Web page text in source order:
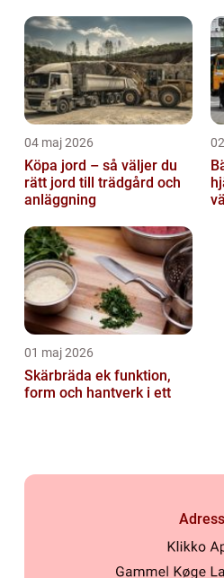
04 maj 2026
Köpa jord – så väljer du
rätt jord till trädgård och
anläggning
01 maj 2026
Skärbräda ek funktion,
form och hantverk i ett
Adress